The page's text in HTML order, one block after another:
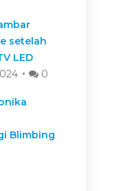
setelah
LED
0
Blimbing